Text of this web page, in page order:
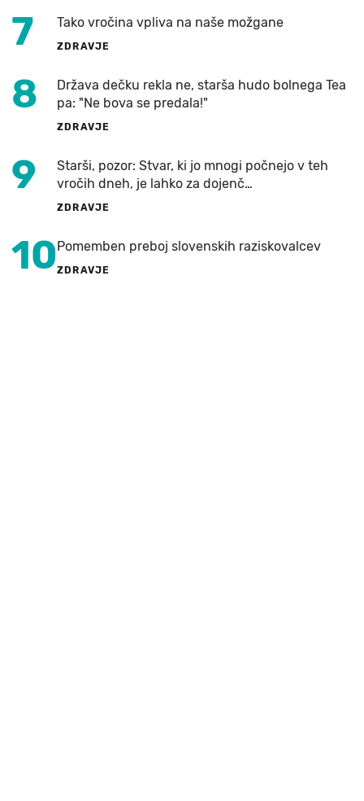
7 Tako vročina vpliva na naše možgane
ZDRAVJE
8
Država dečku rekla ne, starša hudo bolnega Tea
pa: "Ne bova se predala!"
ZDRAVJE
9
Starši, pozor: Stvar, ki jo mnogi počnejo v teh
vročih dneh, je lahko za dojenč…
ZDRAVJE
10Pomemben preboj slovenskih raziskovalcev
ZDRAVJE